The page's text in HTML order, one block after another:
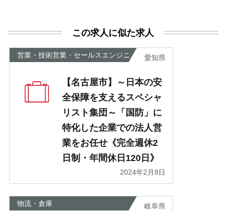
が
この求人に似た求人
営業・技術営業・セールスエンジニ
愛知県
【名古屋市】～日本の安
全保障を支えるスペシャ
リスト集団～「国防」に
特化した企業での法人営
業をお任せ《完全週休2
日制・年間休日120日》
2024年2月8日
物流・倉庫 岐阜県